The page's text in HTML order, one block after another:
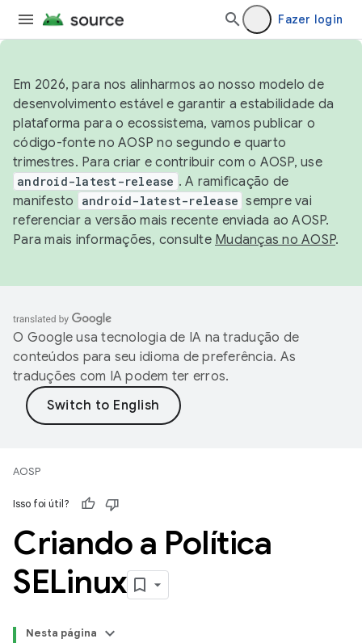
Fazer login
Em 2026, para nos alinharmos ao nosso modelo de
desenvolvimento estável e garantir a estabilidade da
plataforma para o ecossistema, vamos publicar o
código-fonte no AOSP no segundo e quarto
trimestres. Para criar e contribuir com o AOSP, use
android-latest-release . A ramificação de
manifesto
android-latest-release sempre vai
referenciar a versão mais recente enviada ao AOSP.
Para mais informações, consulte Mudanças no AOSP.
O Google usa tecnologia de IA na tradução de
conteúdos para seu idioma de preferência. As
traduções com IA podem ter erros.
AOSP
Isso foi útil?
Criando a Política
SELinux
Nesta página